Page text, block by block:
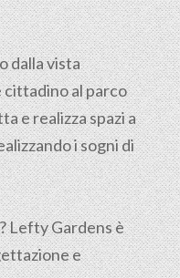
dalla vista
cittadino al parco
e realizza spazi a
i sogni di
? Lefty Gardens è
e